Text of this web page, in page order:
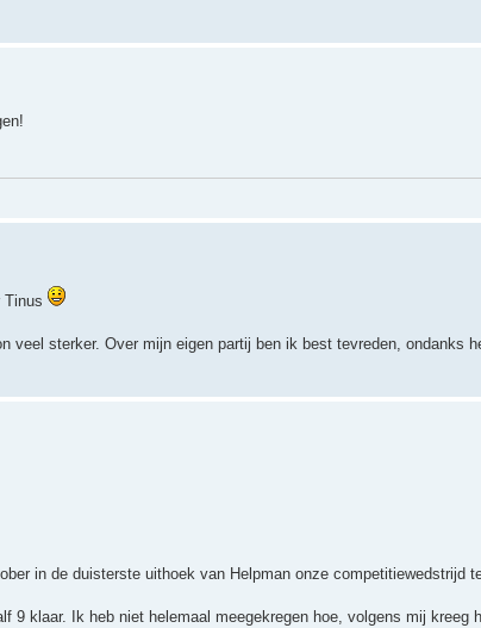
Tinus
veel sterker. Over mijn eigen partij ben ik best tevreden, ondanks
in de duisterste uithoek van Helpman onze competitiewedstrijd
9 klaar. Ik heb niet helemaal meegekregen hoe, volgens mij kreeg